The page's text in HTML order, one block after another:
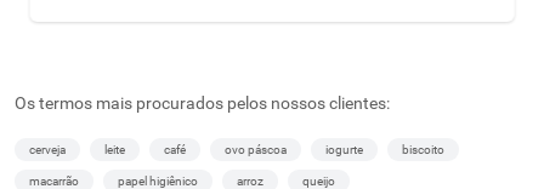
Os termos mais procurados pelos nossos clientes:
cerveja leite café ovo páscoa iogurte biscoito
macarrão papel higiênico arroz queijo